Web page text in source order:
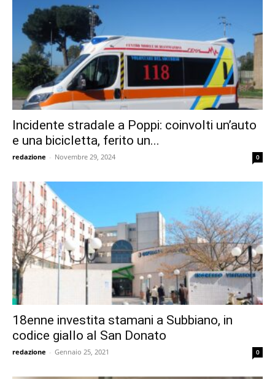
Incidente stradale a Poppi: coinvolti un’auto
e una bicicletta, ferito un...
redazione - Novembre 29, 2024 0
18enne investita stamani a Subbiano, in
codice giallo al San Donato
redazione - Gennaio 25, 2021 0